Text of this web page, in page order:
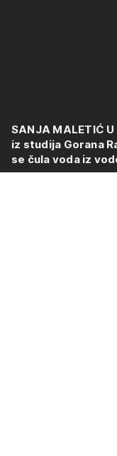
SANJA MALETIĆ
iz studija Gorana
se čula voda iz